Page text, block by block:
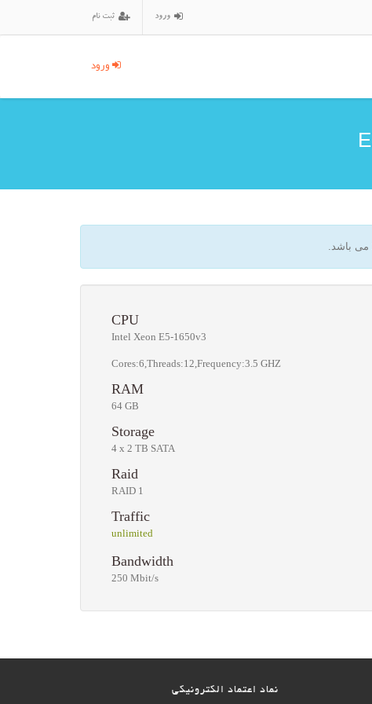
ورود ثبت نام
ورود
می باشد.
CPU
Intel Xeon E5-1650v3
Cores:6,Threads:12,Frequency:3.5 GHZ
RAM
64 GB
Storage
4 x 2 TB SATA
Raid
RAID 1
Traffic
unlimited
Bandwidth
250 Mbit/s
نماد اعتماد الکترونیکی